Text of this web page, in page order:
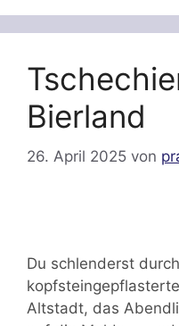
Bierland
26. April 2025 von
Du schlenderst
Altstadt, das